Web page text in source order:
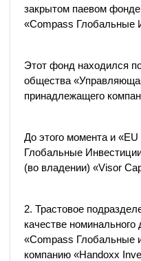
закрытом паевом
«Compass Глобальные
Этот фонд находился
общества
принадлежащего
До этого момента и
Глобальные
(во владении) «Visor
2. Трастовое
качестве
«Compass Глобальные
компанию «Handoxx